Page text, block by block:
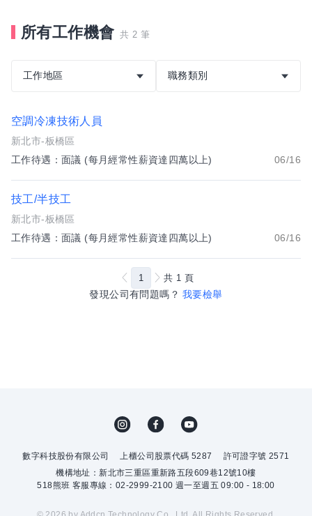
所有工作機會 共 2 筆
工作地區 職務類別
空調冷凍技術人員
新北市-板橋區
工作待遇：面議 (每月經常性薪資達四萬以上)
06/16
技工/半技工
新北市-板橋區
工作待遇：面議 (每月經常性薪資達四萬以上)
06/16
發現公司有問題嗎？ 我要檢舉
1 共 1 頁
數字科技股份有限公司 上櫃公司股票代碼 5287
許可證字號 2571
機構地址：新北市三重區重新路五段609巷12號10樓
518熊班 客服專線：02-2999-2100 週一至週五 09:00 - 18:00